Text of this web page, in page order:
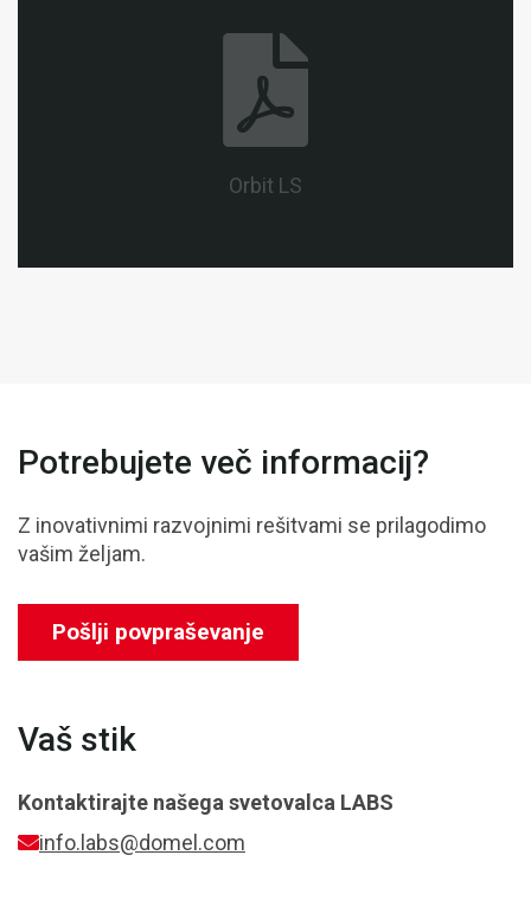
Orbit LS
Potrebujete več informacij?
Z inovativnimi razvojnimi rešitvami se prilagodimo
vašim željam.
Pošlji povpraševanje
Vaš stik
Kontaktirajte našega svetovalca LABS
info.labs@domel.com